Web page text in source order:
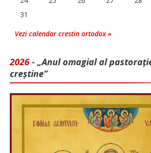
31
Vezi calendar crestin ortodox »
2026 - „Anul omagial al
creștine”